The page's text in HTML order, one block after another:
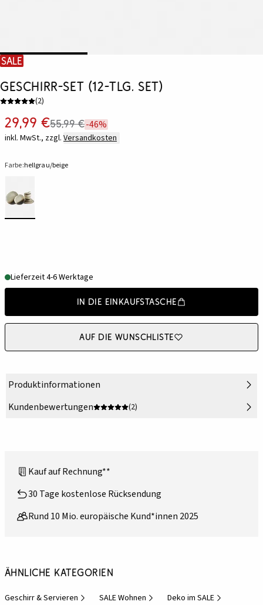
SALE
Geschirr-Set (12-tlg. Set)
(2)
29,99 €55,99 €-46%
inkl. MwSt., zzgl. Versandkosten
Farbe:hellgrau/beige
Lieferzeit 4-6 Werktage
In die Einkaufstasche
Auf die Wunschliste
Produktinformationen
Kundenbewertungen
(2)
Kauf auf Rechnung**
30 Tage kostenlose Rücksendung
Rund 10 Mio. europäische Kund*innen 2025
Ähnliche Kategorien
Geschirr & Servieren SALE Wohnen Deko im SALE